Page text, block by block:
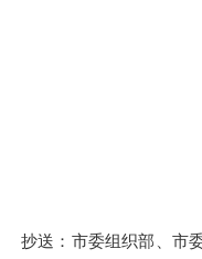
抄送：市委组织部、市